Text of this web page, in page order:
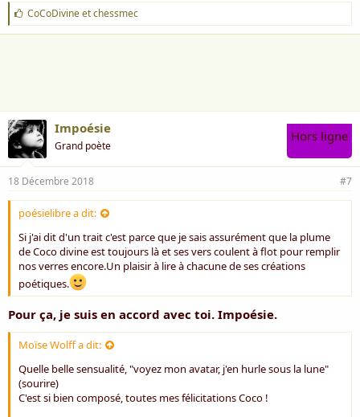
J
'
a
CoCoDivineetchessmec
Impoésie
Grand poète
Hors ligne
18 Décembre 2018 #7
poésielibre a dit:
Si j'ai dit d'un trait c'est parce que je sais assurément que la plume
de Coco divine est toujours là et ses vers coulent à flot pour remplir
nos verres encore.Un plaisir à lire à chacune de ses créations
poétiques.
Pour ça, je suis en accord avec toi. Impoésie.
Moïse Wolff a dit:
Quelle belle sensualité, "voyez mon avatar, j'en hurle sous la lune"
(sourire)
C'est si bien composé, toutes mes félicitations Coco !